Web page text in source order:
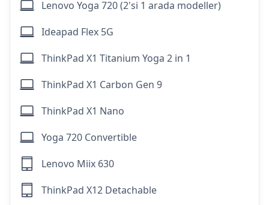
Lenovo Yoga 720 (2'si 1 arada modeller)
Ideapad Flex 5G
ThinkPad X1 Titanium Yoga 2 in 1
ThinkPad X1 Carbon Gen 9
ThinkPad X1 Nano
Yoga 720 Convertible
Lenovo Miix 630
ThinkPad X12 Detachable